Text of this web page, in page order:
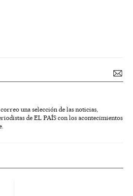
una selección de las noticias,
de EL PAÍS con los acontecimientos